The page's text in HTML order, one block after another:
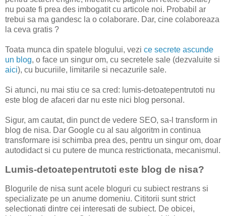
nu poate fi prea des imbogatit cu articole noi. Probabil ar
trebui sa ma gandesc la o colaborare. Dar, cine colaboreaza
la ceva gratis ?
Toata munca din spatele blogului, vezi ce secrete ascunde
un blog, o face un singur om, cu secretele sale (dezvaluite si
aici), cu bucuriile, limitarile si necazurile sale.
Si atunci, nu mai stiu ce sa cred: lumis-detoatepentrutoti nu
este blog de afaceri dar nu este nici blog personal.
Sigur, am cautat, din punct de vedere SEO, sa-l transform in
blog de nisa. Dar Google cu al sau algoritm in continua
transformare isi schimba prea des, pentru un singur om, doar
autodidact si cu putere de munca restrictionata, mecanismul.
Lumis-detoatepentrutoti este blog de nisa?
Blogurile de nisa sunt acele bloguri cu subiect restrans si
specializate pe un anume domeniu. Cititorii sunt strict
selectionati dintre cei interesati de subiect. De obicei,